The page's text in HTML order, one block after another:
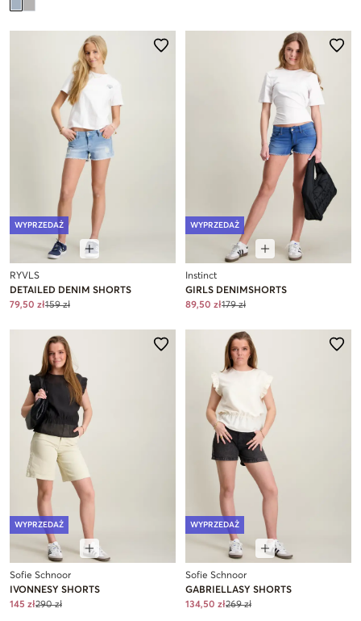
WYPRZEDAŻ
RYVLS
DETAILED DENIM SHORTS
79,50 zł159 zł
WYPRZEDAŻ
Instinct
GIRLS DENIMSHORTS
89,50 zł179 zł
WYPRZEDAŻ
Sofie Schnoor
IVONNESY SHORTS
145 zł290 zł
WYPRZEDAŻ
Sofie Schnoor
GABRIELLASY SHORTS
134,50 zł269 zł